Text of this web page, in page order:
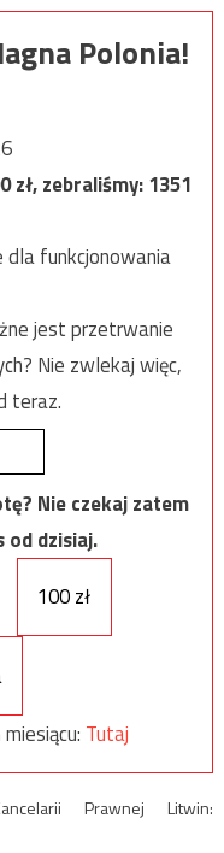
Polonia!
zł, zebraliśmy:1351
funkcjonowania
jest przetrwanie
Nie zwlekaj więc,
teraz.
Nie czekaj zatem
od dzisiaj.
100 zł
Tutaj
Prawnej Litwin: